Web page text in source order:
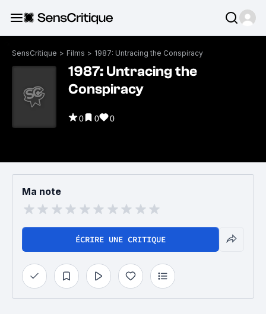
SensCritique > Films > 1987: Untracing the Conspiracy
1987: Untracing the
Conspiracy
0 0 0
Ma note
ÉCRIRE UNE CRITIQUE